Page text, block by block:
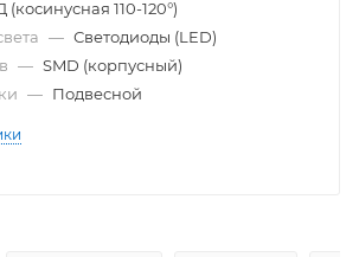
(косинусная 110-120°)
— Светодиоды (LED)
— SMD (корпусный)
— Подвесной